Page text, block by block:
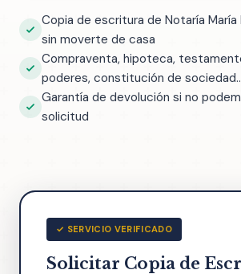
Copia de escritura de Notaría María
sin moverte de casa
Compraventa, hipoteca,
poderes, constitución de
Garantía de devolución si no
solicitud
✓ SERVICIO VERIFICADO
Solicitar Copia de